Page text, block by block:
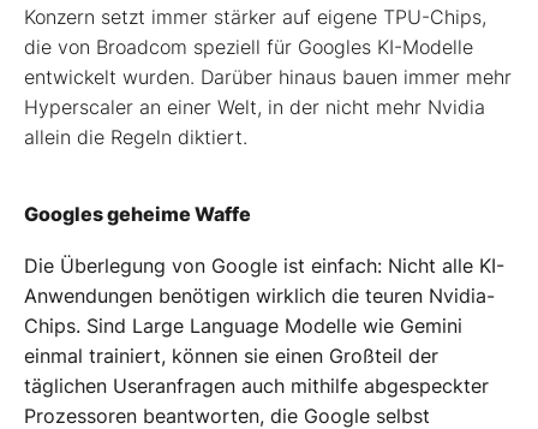
Konzern setzt immer stärker auf eigene TPU-Chips,
die von Broadcom speziell für Googles KI-Modelle
entwickelt wurden. Darüber hinaus bauen immer mehr
Hyperscaler an einer Welt, in der nicht mehr Nvidia
allein die Regeln diktiert.
Googles geheime Waffe
Die Überlegung von Google ist einfach: Nicht alle KI-
Anwendungen benötigen wirklich die teuren Nvidia-
Chips. Sind Large Language Modelle wie Gemini
einmal trainiert, können sie einen Großteil der
täglichen Useranfragen auch mithilfe abgespeckter
Prozessoren beantworten, die Google selbst